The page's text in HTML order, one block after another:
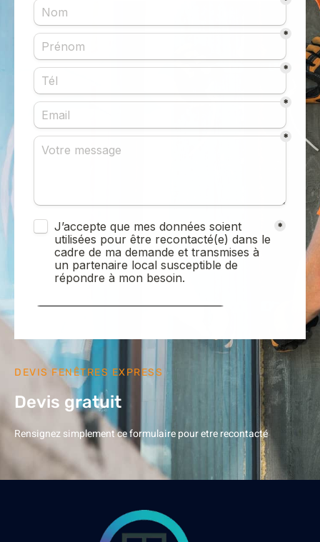
DEVIS FENÊTRES EXPRESS
Devis gratuit
Rensignez simplement ce formulaire pour etre recontacté